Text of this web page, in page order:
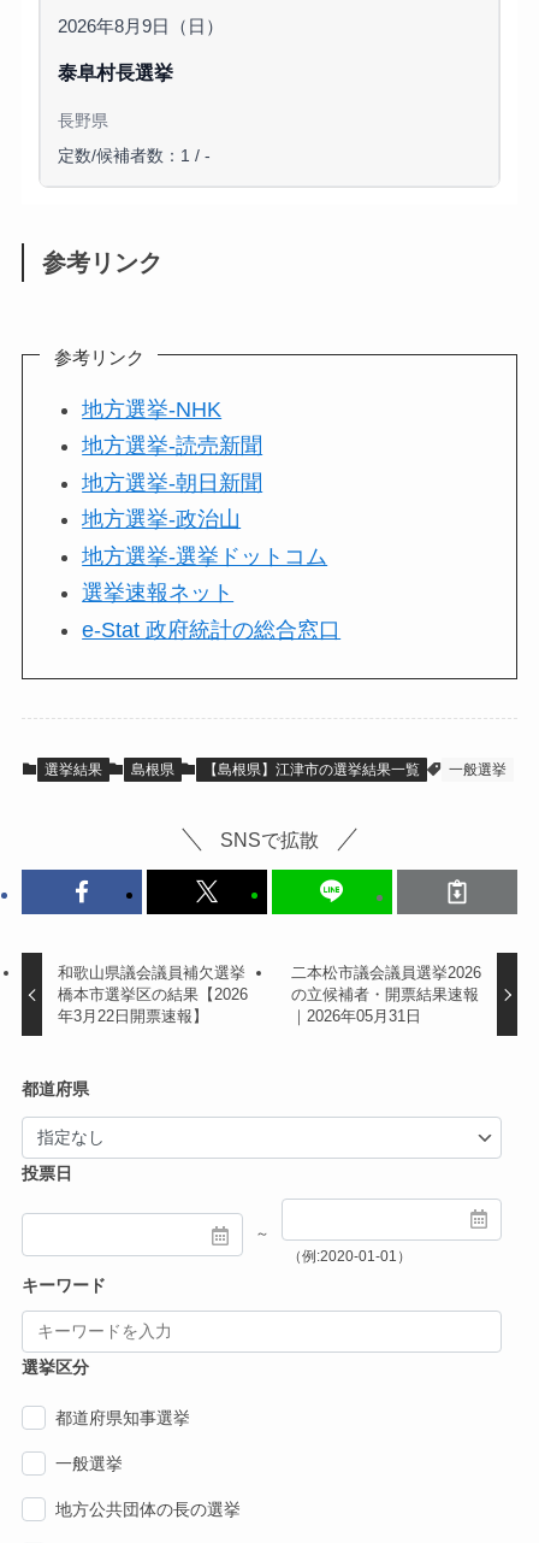
2026年8月9日（日）
泰阜村長選挙
長野県
定数/候補者数：1 / -
参考リンク
参考リンク
地方選挙-NHK
地方選挙-読売新聞
地方選挙-朝日新聞
地方選挙-政治山
地方選挙-選挙ドットコム
選挙速報ネット
e-Stat 政府統計の総合窓口
選挙結果 島根県 【島根県】江津市の選挙結果一覧 一般選挙
SNSで拡散
和歌山県議会議員補欠選挙
橋本市選挙区の結果【2026
年3月22日開票速報】
二本松市議会議員選挙2026
の立候補者・開票結果速報
｜2026年05月31日
都道府県
投票日
～
（例:2020-01-01）
キーワード
選挙区分
都道府県知事選挙
一般選挙
地方公共団体の長の選挙